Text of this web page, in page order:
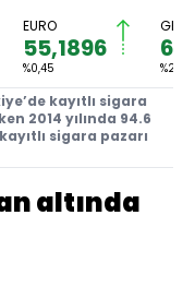
EURO
55,1896
%0,45 %2,59
kayıtlı sigara
2014 yılında 94.6
sigara pazarı
altında